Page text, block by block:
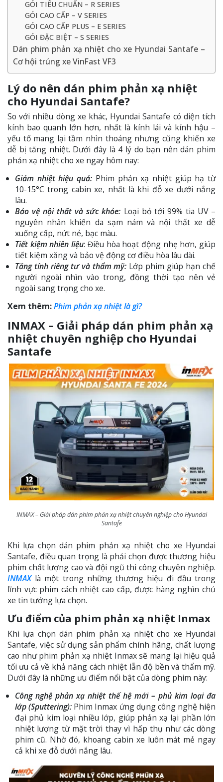
GÓI TIÊU CHUẨN – R SERIES
GÓI CAO CẤP – V SERIES
GÓI CAO CẤP PLUS – E SERIES
GÓI ĐẶC BIỆT – S SERIES
Dán phim phản xạ nhiệt cho xe Hyundai Santafe –
Cơ hội trúng xe VinFast VF3
Lý do nên dán phim phản xạ nhiệt
cho Hyundai Santafe?
So với nhiều dòng xe khác, Hyundai Santafe có diện tích
kính bao quanh lớn hơn, nhất là kính lái và kính hậu –
yếu tố mang lại tầm nhìn thoáng nhưng cũng khiến xe
dễ bị tăng nhiệt. Dưới đây là 4 lý do bạn nên dán phim
phản xạ nhiệt cho xe ngay hôm nay:
Giảm nhiệt hiệu quả: Phim phản xạ nhiệt giúp hạ từ
10-15°C trong cabin xe, nhất là khi đỗ xe dưới nắng
lâu.
Bảo vệ nội thất và sức khỏe: Loại bỏ tới 99% tia UV –
nguyên nhân khiến da sạm nám và nội thất xe dễ
xuống cấp, nứt nẻ, bạc màu.
Tiết kiệm nhiên liệu: Điều hòa hoạt động nhẹ hơn, giúp
tiết kiệm xăng và bảo vệ động cơ điều hòa lâu dài.
Tăng tính riêng tư và thẩm mỹ: Lớp phim giúp hạn chế
người ngoài nhìn vào trong, đồng thời tạo nên vẻ
ngoài sang trọng cho xe.
Xem thêm:Phim phản xạ nhiệt là gì?
INMAX – Giải pháp dán phim phản xạ
nhiệt chuyên nghiệp cho Hyundai
Santafe
INMAX – Giải pháp dán phim phản xạ nhiệt chuyên nghiệp cho Hyundai
Santafe
Khi lựa chọn dán phim phản xạ nhiệt cho xe Hyundai
Santafe, điều quan trọng là phải chọn được thương hiệu
phim chất lượng cao và đội ngũ thi công chuyên nghiệp.
INMAXlà một trong những thương hiệu đi đầu trong
lĩnh vực phim cách nhiệt cao cấp, được hàng nghìn chủ
xe tin tưởng lựa chọn.
Ưu điểm của phim phản xạ nhiệt Inmax
Khi lựa chọn dán phim phản xạ nhiệt cho xe Hyundai
Santafe, việc sử dụng sản phẩm chính hãng, chất lượng
cao như phim phản xạ nhiệt Inmax sẽ mang lại hiệu quả
tối ưu cả về khả năng cách nhiệt lẫn độ bền và thẩm mỹ.
Dưới đây là những ưu điểm nổi bật của dòng phim này:
Công nghệ phản xạ nhiệt thế hệ mới – phủ kim loại đa
lớp (Sputtering): Phim Inmax ứng dụng công nghệ hiện
đại phủ kim loại nhiều lớp, giúp phản xạ lại phần lớn
nhiệt lượng từ mặt trời thay vì hấp thụ như các dòng
phim cũ. Nhờ đó, khoang cabin xe luôn mát mẻ ngay
cả khi xe đỗ dưới nắng lâu.